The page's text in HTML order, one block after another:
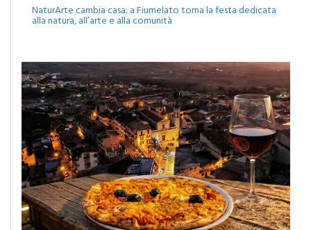
Eventi
NaturArte cambia casa: a Fiumelato torna la festa dedicata